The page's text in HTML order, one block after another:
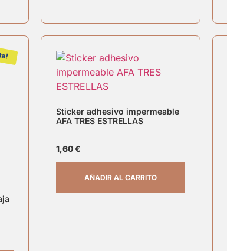
Sticker adhesivo impermeable
AFA TRES ESTRELLAS
1,60€
AÑADIR AL CARRITO